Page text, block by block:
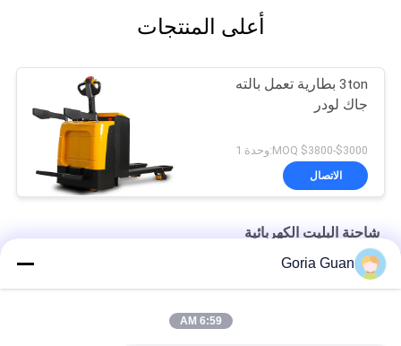
أعلى المنتجات
3ton بطارية تعمل بالته
جاك لودر
$3000-$3800 MOQ:وحدة 1
الاتصال
شاحنة البليت الكهربائية
3 موقف 3000KG بطارية اليد تعمل بالطاقة الكهربائية البليت شاحنة Goria Guan
6:59 AM